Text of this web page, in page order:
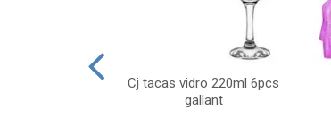
Cj tacas vidro 220ml 6pcs
gallant